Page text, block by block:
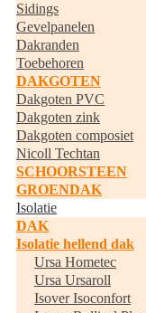
Sidings
Gevelpanelen
Dakranden
Toebehoren
DAKGOTEN
Dakgoten PVC
Dakgoten zink
Dakgoten composiet
Nicoll Techtan
SCHOORSTEEN
GROENDAK
Isolatie
DAK
Isolatie hellend dak
Ursa Hometec
Ursa Ursaroll
Isover Isoconfort